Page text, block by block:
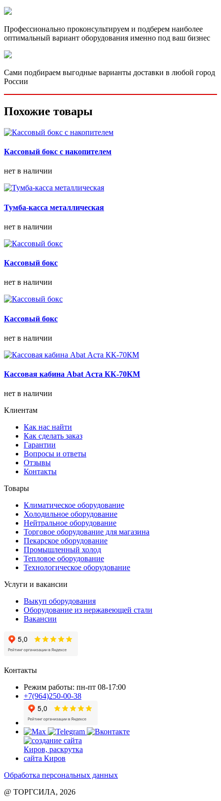
Профессионально проконсультируем и подберем наиболее
оптимальный вариант оборудования именно под ваш бизнес
Сами подбираем выгодные варианты доставки в любой город
России
Похожие товары
Кассовый бокс с накопителем
нет в наличии
Тумба-касса металлическая
нет в наличии
Кассовый бокс
нет в наличии
Кассовый бокс
нет в наличии
Кассовая кабина Abat Аста КК-70КМ
нет в наличии
Клиентам
Как нас найти
Как сделать заказ
Гарантии
Вопросы и ответы
Отзывы
Контакты
Товары
Климатическое оборудование
Холодильное оборудование
Нейтральное оборудование
Торговое оборудование для магазина
Пекарское оборудование
Промышленный холод
Тепловое оборудование
Технологическое оборудование
Услуги и вакансии
Выкуп оборудования
Оборудование из нержавеющей стали
Вакансии
Контакты
Режим работы: пн-пт 08-17:00
+7(964)250-00-38
Обработка персональных данных
@ ТОРГСИЛА, 2026